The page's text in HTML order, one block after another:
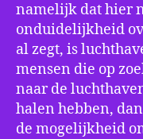
namelijk dat hier
onduidelijkheid
al zegt, is
mensen die op
naar de
halen hebben,
de mogelijkheid